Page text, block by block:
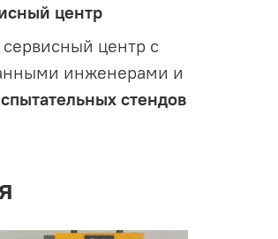
центр
сервисный центр с
инженерами и
стендов